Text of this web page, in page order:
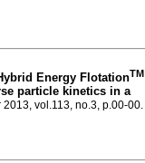
Energy FlotationTM
particle kinetics in a
2013, vol.113, no.3, p.00-00.